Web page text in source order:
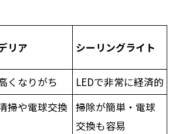
リア シーリングライト
くなりがち
LEDで非常に経済的
掃や電球交換
掃除が簡単・電球
交換も容易